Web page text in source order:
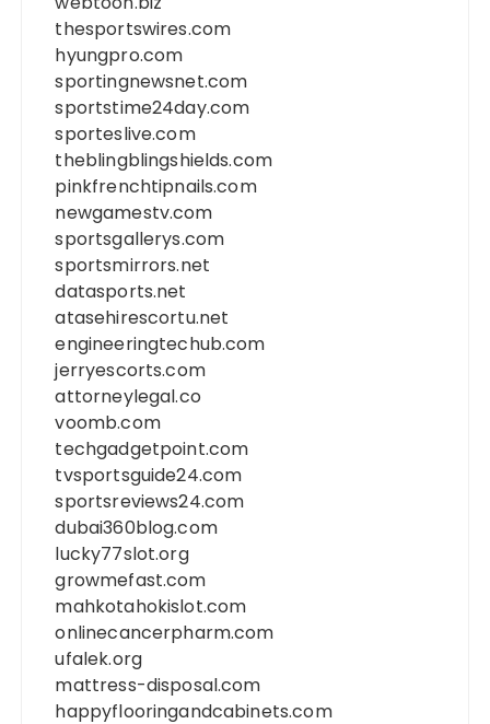
thesportswires.com
hyungpro.com
sportingnewsnet.com
sportstime24day.com
sporteslive.com
theblingblingshields.com
pinkfrenchtipnails.com
newgamestv.com
sportsgallerys.com
sportsmirrors.net
datasports.net
atasehirescortu.net
engineeringtechub.com
jerryescorts.com
attorneylegal.co
voomb.com
techgadgetpoint.com
tvsportsguide24.com
sportsreviews24.com
dubai360blog.com
lucky77slot.org
growmefast.com
mahkotahokislot.com
onlinecancerpharm.com
ufalek.org
mattress-disposal.com
happyflooringandcabinets.com